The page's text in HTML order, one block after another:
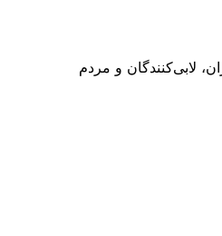
لابی‌کنندگان و مردم